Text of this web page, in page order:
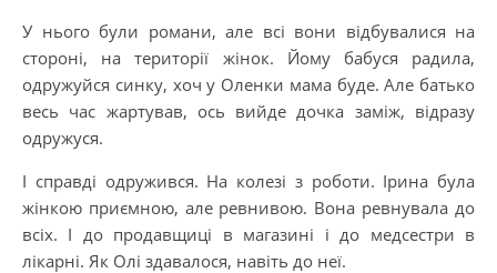
У нього були романи, але всі вони відбувалися на
стороні, на території жінок. Йому бабуся радила,
одружуйся синку, хоч у Оленки мама буде. Але батько
весь час жартував, ось вийде дочка заміж, відразу
одружуся.
І справді одружився. На колезі з роботи. Ірина була
жінкою приємною, але ревнивою. Вона ревнувала до
всіх. І до продавщиці в магазині і до медсестри в
лікарні. Як Олi здавалося, навіть до неї.